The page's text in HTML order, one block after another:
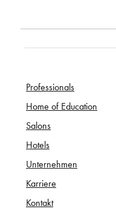
Professionals
Home of Education
Salons
Hotels
Unternehmen
Karriere
Kontakt